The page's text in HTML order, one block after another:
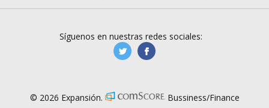
Síguenos en nuestras redes sociales:
manufacturaGE
© 2026 Expansión. Bussiness/Finance